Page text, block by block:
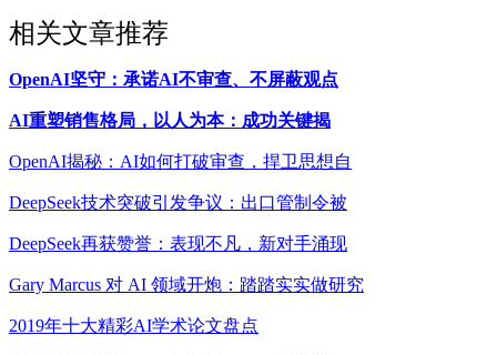
相关文章推荐
OpenAI坚守：承诺AI不审查、不屏蔽观点
AI重塑销售格局，以人为本：成功关键揭
OpenAI揭秘：AI如何打破审查，捍卫思想自
DeepSeek技术突破引发争议：出口管制令被
DeepSeek再获赞誉：表现不凡，新对手涌现
Gary Marcus 对 AI 领域开炮：踏踏实实做研究
2019年十大精彩AI学术论文盘点